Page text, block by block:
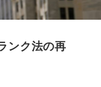
ンク法の再